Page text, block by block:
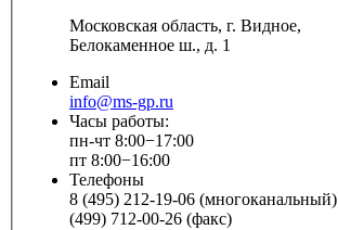
Московская область, г. Видное,
Белокаменное ш., д. 1
Email
info@ms-gp.ru
Часы работы:
пн-чт 8:00−17:00
пт 8:00−16:00
Телефоны
8 (495) 212-19-06 (многоканальный)
(499) 712-00-26 (факс)